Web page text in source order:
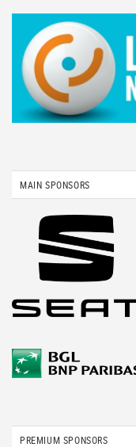
MAIN SPONSORS
PREMIUM SPONSORS